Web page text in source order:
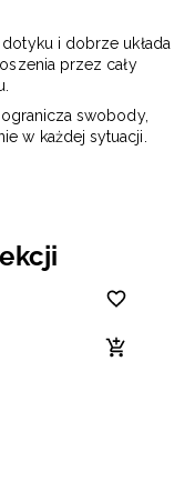
i dobrze układa
przez cały
swobody,
w każdej sytuacji.